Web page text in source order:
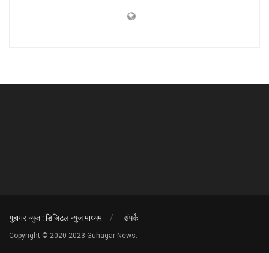
गुहागर न्युज : डिजिटल न्युज माध्यम संपर्क
Copyright © 2020-2023 Guhagar News.